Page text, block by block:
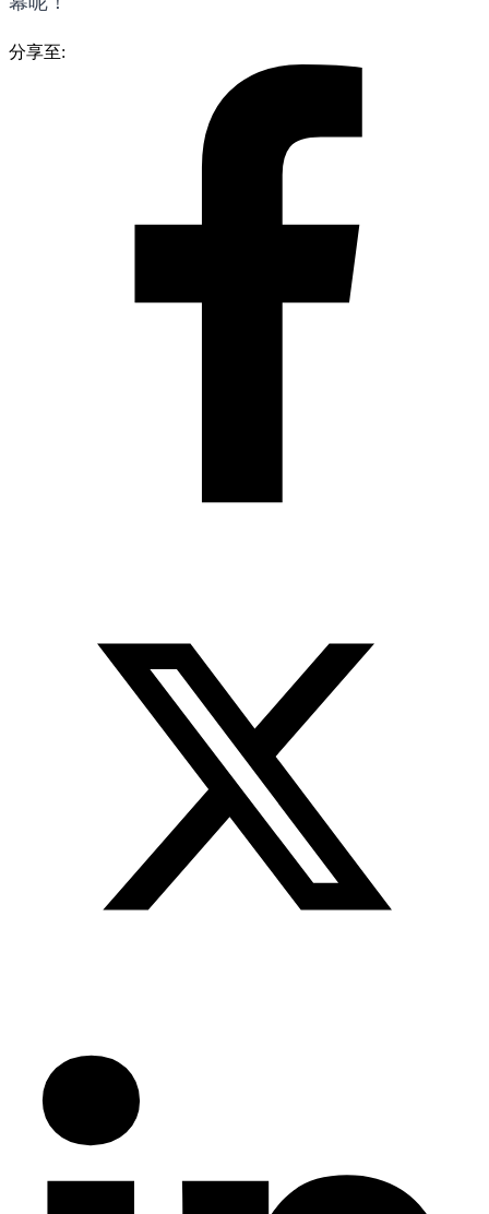
分享至: